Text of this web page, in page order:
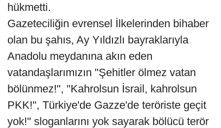
hükmetti.
Gazeteciliğin evrensel İlkelerinden bihaber
olan bu şahıs, Ay Yıldızlı bayraklarıyla
Anadolu meydanına akın eden
vatandaşlarımızın "Şehitler ölmez vatan
bölünmez!", "Kahrolsun İsrail, kahrolsun
PKK!", Türkiye'de Gazze'de teröriste geçit
yok!" sloganlarını yok sayarak bölücü terör